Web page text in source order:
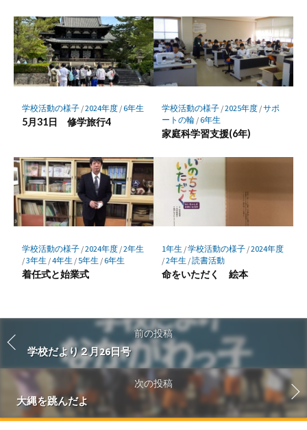
学校活動の様子/2024年度/ 6年生
5月31日 修学旅行4
学校活動の様子/2025年度/サポ
ートの輪/ 6年生
家庭科学習支援(6年)
学校活動の様子/2024年度/2年生
/3年生 /4年生 /5年生 / 6年生
着任式と始業式
1年生 /学校活動の様子/2024年度
/2年生 /読書活動
命をいただく 絵本
前の投稿
学校だより２月26日号
次の投稿
大縄を跳んだよ